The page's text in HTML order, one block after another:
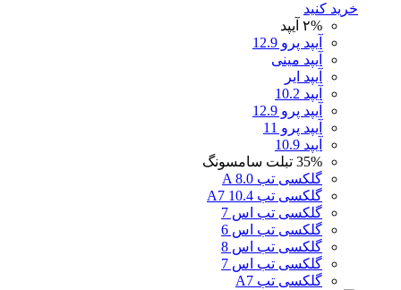
خرید کنید
۲% آیپد
آیپد پرو 12.9
آیپد مینی
آیپد ایر
آیپد 10.2
آیپد پرو 12.9
آیپد پرو 11
آیپد 10.9
35% تبلت سامسونگ
گلکسی تب A 8.0
گلکسی تب A7 10.4
گلکسی تب اس 7
گلکسی تب اس 6
گلکسی تب اس 8
گلکسی تب اس 7
گلکسی تب A7